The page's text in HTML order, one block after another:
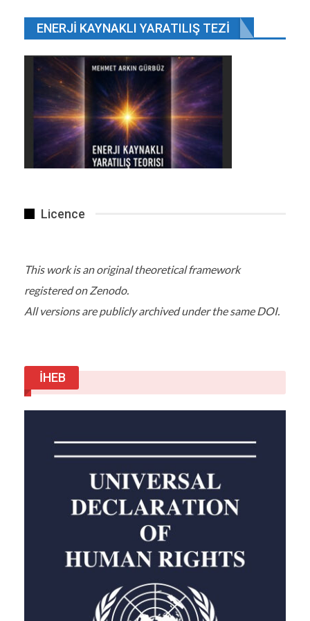
Hesabında 1 milyon lira veya üzeri parası olan yurt içi…
Zaman gazetesinin sosyal medya hesabından…
ENERJI KAYNAKLI YARATILIŞ TEZI
Licence
This work is an original theoretical framework
registered on Zenodo.
All versions are publicly archived under the same DOI.
İHEB